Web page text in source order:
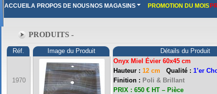
ACCUEILA PROPOS DE NOUS NOS MAGASINS PROMOTION DU MOIS
PRODUITS -
Réf. Image du Produit Détails du Produit
1970
Onyx Miel Évier 60x45 cm
Hauteur : 12 cm Qualité : 1’er
Finition : Poli & Brillant
PRIX : 650 € HT – Pièce
FRANCE MARBRE 13 ( 13680 LANCON PROVENCE ): Ouvert du mardi au